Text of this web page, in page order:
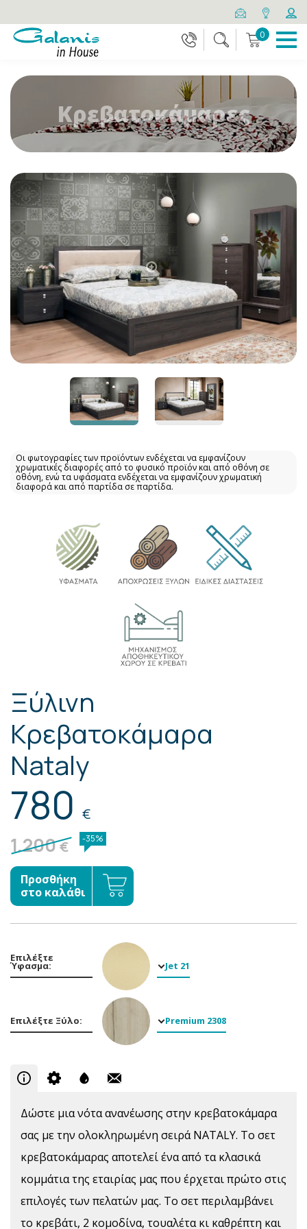
0
Κρεβατοκάμαρες
Οι φωτογραφίες των προϊόντων ενδέχεται να εμφανίζουν
χρωματικές διαφορές από το φυσικό προϊόν και από οθόνη σε
οθόνη, ενώ τα υφάσματα ενδέχεται να εμφανίζουν χρωματική
διαφορά και από παρτίδα σε παρτίδα.
Ξύλινη
Κρεβατοκάμαρα
Nataly
780 €
1.200€ -35%
Προσθήκη
στο καλάθι
Επιλέξτε
Ύφασμα: Jet 21
Επιλέξτε Ξύλο: Premium 2308
Δώστε μια νότα ανανέωσης στην κρεβατοκάμαρα
σας με την ολοκληρωμένη σειρά NATALY. Το σετ
κρεβατοκάμαρας αποτελεί ένα από τα κλασικά
κομμάτια της εταιρίας μας που έρχεται πρώτο στις
επιλογές των πελατών μας. Το σετ περιλαμβάνει
το κρεβάτι, 2 κομοδίνα, τουαλέτα κι καθρέπτη και